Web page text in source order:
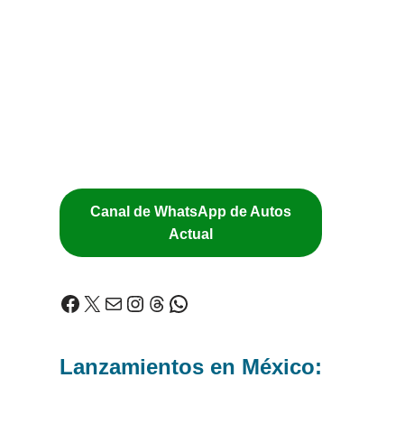
Canal de WhatsApp de Autos
Actual
Lanzamientos en México: